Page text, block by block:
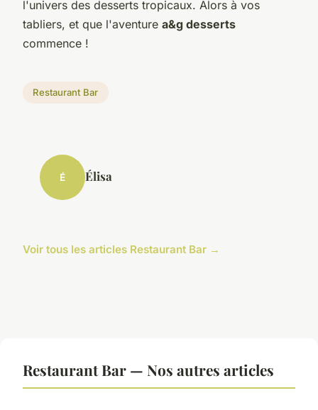
l'univers des desserts tropicaux. Alors à vos
tabliers, et que l'aventure a&g desserts
commence !
Restaurant Bar
É Élisa
Voir tous les articles Restaurant Bar →
Restaurant Bar — Nos autres articles